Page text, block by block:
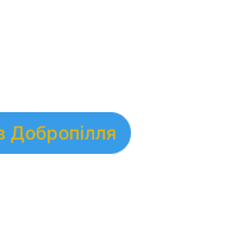
Добропілля